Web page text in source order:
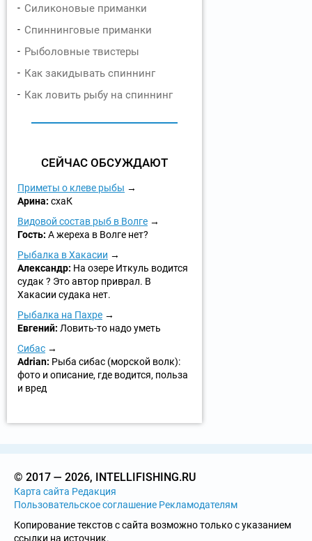
Силиконовые приманки
Спиннинговые приманки
Рыболовные твистеры
Как закидывать спиннинг
Как ловить рыбу на спиннинг
СЕЙЧАС ОБСУЖДАЮТ
Приметы о клеве рыбы
Арина: схаК
Видовой состав рыб в Волге
Гость: А жереха в Волге нет?
Рыбалка в Хакасии
Александр: На озере Иткуль водится
судак ? Это автор приврал. В
Хакасии судака нет.
Рыбалка на Пахре
Евгений: Ловить-то надо уметь
Сибас
Adrian: Рыба сибас (морской волк):
фото и описание, где водится, польза
и вред
© 2017 — 2026, INTELLIFISHING.RU
Карта сайта Редакция
Пользовательское соглашение Рекламодателям
Копирование текстов с сайта возможно только с указанием
ссылки на источник.